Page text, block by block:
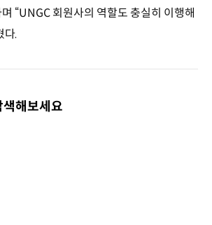
“UNGC 회원사의 역할도 충실히 이행해
다.
색해보세요